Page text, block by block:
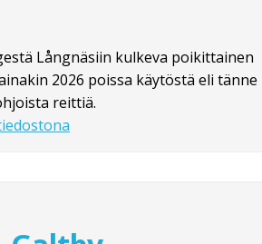
Långnäsiin kulkeva poikittainen
2026 poissa käytöstä eli tänne
reittiä.